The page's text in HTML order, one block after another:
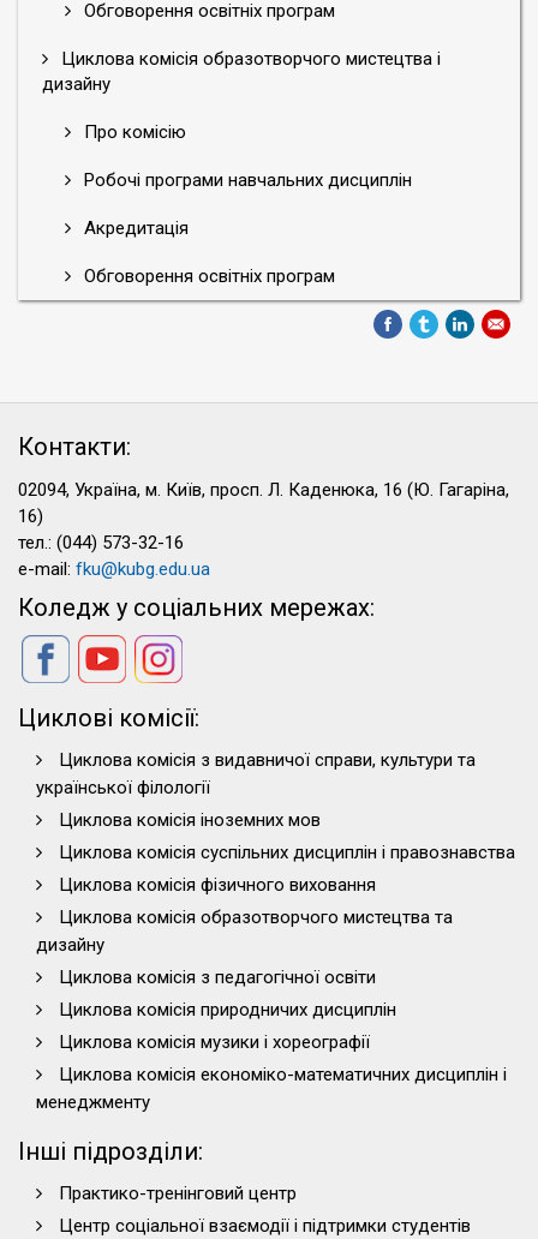
Обговорення освітніх програм
Циклова комісія образотворчого мистецтва і
дизайну
Про комісію
Робочі програми навчальних дисциплін
Акредитація
Обговорення освітніх програм
Контакти:
02094, Україна, м. Київ, просп. Л. Каденюка, 16 (Ю. Гагаріна,
16)
тел.: (044) 573-32-16
e-mail: fku@kubg.edu.ua
Коледж у соціальних мережах:
Циклові комісії:
Циклова комісія з видавничої справи, культури та
української філології
Циклова комісія іноземних мов
Циклова комісія суспільних дисциплін і правознавства
Циклова комісія фізичного виховання
Циклова комісія образотворчого мистецтва та
дизайну
Циклова комісія з педагогічної освіти
Циклова комісія природничих дисциплін
Циклова комісія музики і хореографії
Циклова комісія економіко-математичних дисциплін і
менеджменту
Інші підрозділи:
Практико-тренінговий центр
Центр соціальної взаємодії і підтримки студентів